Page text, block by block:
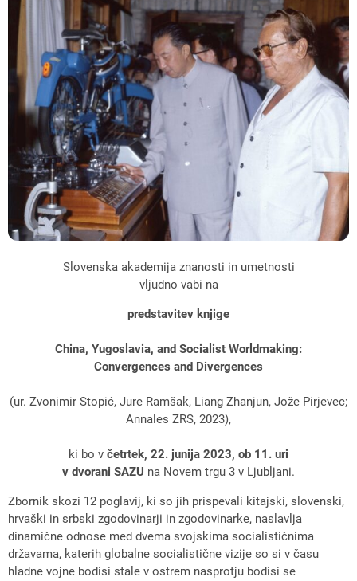
Slovenska akademija znanosti in umetnosti
vljudno vabi na
predstavitev knjige
China, Yugoslavia, and Socialist Worldmaking:
Convergences and Divergences
(ur. Zvonimir Stopić, Jure Ramšak, Liang Zhanjun, Jože Pirjevec;
Annales ZRS, 2023),
ki bo v četrtek, 22. junija 2023, ob 11. uri
v dvorani SAZU na Novem trgu 3 v Ljubljani.
Zbornik skozi 12 poglavij, ki so jih prispevali kitajski, slovenski,
hrvaški in srbski zgodovinarji in zgodovinarke, naslavlja
dinamične odnose med dvema svojskima socialističnima
državama, katerih globalne socialistične vizije so si v času
hladne vojne bodisi stale v ostrem nasprotju bodisi se